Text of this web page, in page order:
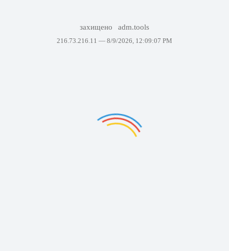
захищено adm.tools
216.73.216.11 — 8/9/2026, 12:09:07 PM